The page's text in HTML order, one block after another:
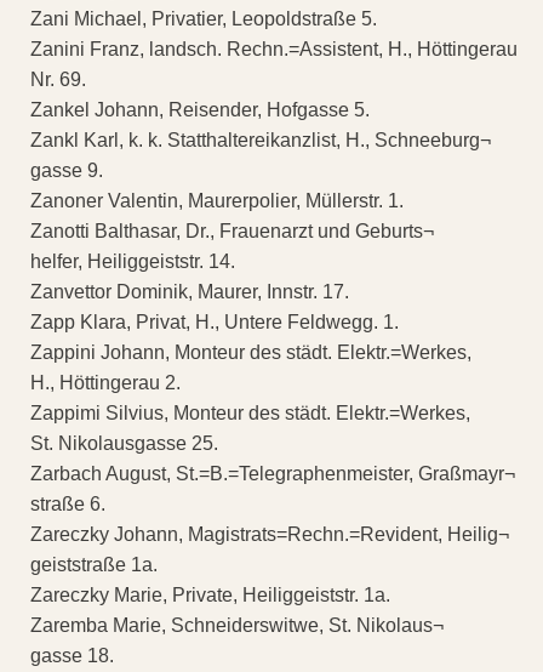
Zani Michael, Privatier, Leopoldstraße 5.
Zanini Franz, landsch. Rechn.=Assistent, H., Höttingerau
Nr. 69.
Zankel Johann, Reisender, Hofgasse 5.
Zankl Karl, k. k. Statthaltereikanzlist, H., Schneeburg¬
gasse 9.
Zanoner Valentin, Maurerpolier, Müllerstr. 1.
Zanotti Balthasar, Dr., Frauenarzt und Geburts¬
helfer, Heiliggeiststr. 14.
Zanvettor Dominik, Maurer, Innstr. 17.
Zapp Klara, Privat, H., Untere Feldwegg. 1.
Zappini Johann, Monteur des städt. Elektr.=Werkes,
H., Höttingerau 2.
Zappimi Silvius, Monteur des städt. Elektr.=Werkes,
St. Nikolausgasse 25.
Zarbach August, St.=B.=Telegraphenmeister, Graßmayr¬
straße 6.
Zareczky Johann, Magistrats=Rechn.=Revident, Heilig¬
geiststraße 1a.
Zareczky Marie, Private, Heiliggeiststr. 1a.
Zaremba Marie, Schneiderswitwe, St. Nikolaus¬
gasse 18.